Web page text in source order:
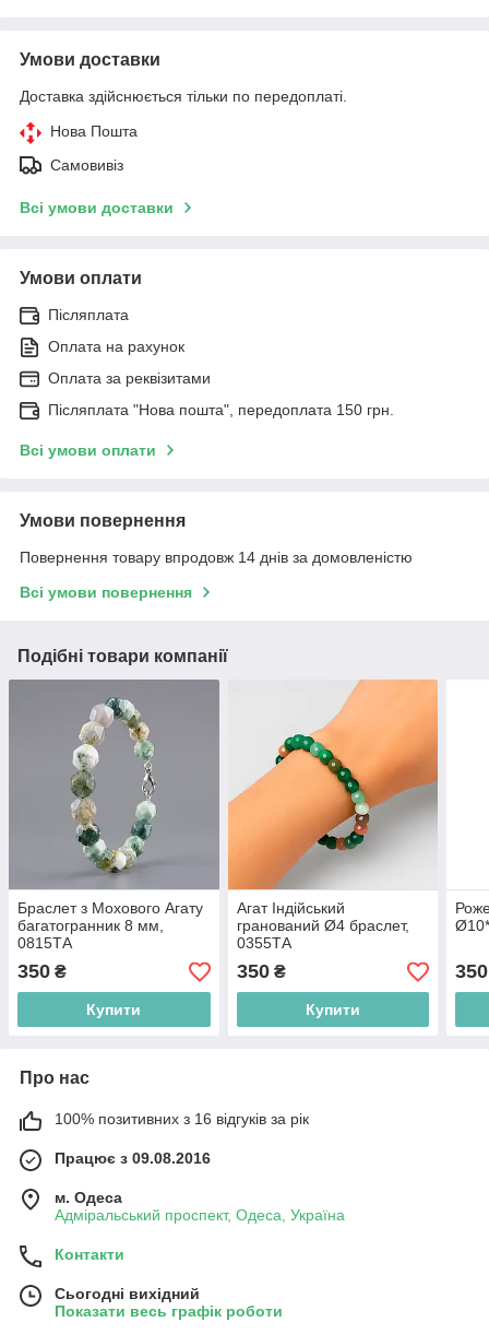
Умови доставки
Доставка здійснюється тільки по передоплаті.
Нова Пошта
Самовивіз
Всі умови доставки
Умови оплати
Післяплата
Оплата на рахунок
Оплата за реквізитами
Післяплата "Нова пошта", передоплата 150 грн.
Всі умови оплати
Умови повернення
Повернення товару впродовж 14 днів за домовленістю
Всі умови повернення
Подібні товари компанії
Браслет з Мохового Агату
багатогранник 8 мм,
0815ТА
350 ₴
Купити
Агат Індійський
гранований Ø4 браслет,
0355ТА
350₴
Купити
350
Про нас
100% позитивних з 16 відгуків за рік
Працює з 09.08.2016
м. Одеса
Адміральський проспект, Одеса, Україна
Контакти
Сьогодні вихідний
Показати весь графік роботи